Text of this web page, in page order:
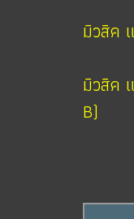
มิวสิค
มิวสิค
B)